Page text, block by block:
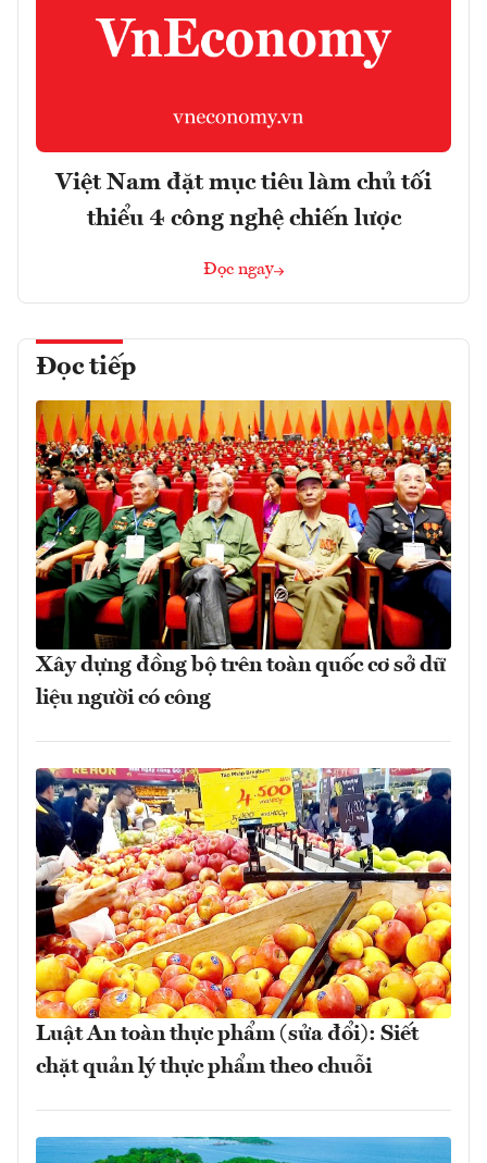
Việt Nam đặt mục tiêu làm chủ tối
thiểu 4 công nghệ chiến lược
Đọc ngay
Đọc tiếp
Xây dựng đồng bộ trên toàn quốc cơ sở dữ
liệu người có công
Luật An toàn thực phẩm (sửa đổi): Siết
chặt quản lý thực phẩm theo chuỗi